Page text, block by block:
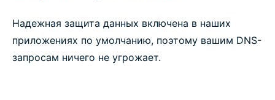
Надежная защита данных включена в наших
приложениях по умолчанию, поэтому вашим DNS-
запросам ничего не угрожает.